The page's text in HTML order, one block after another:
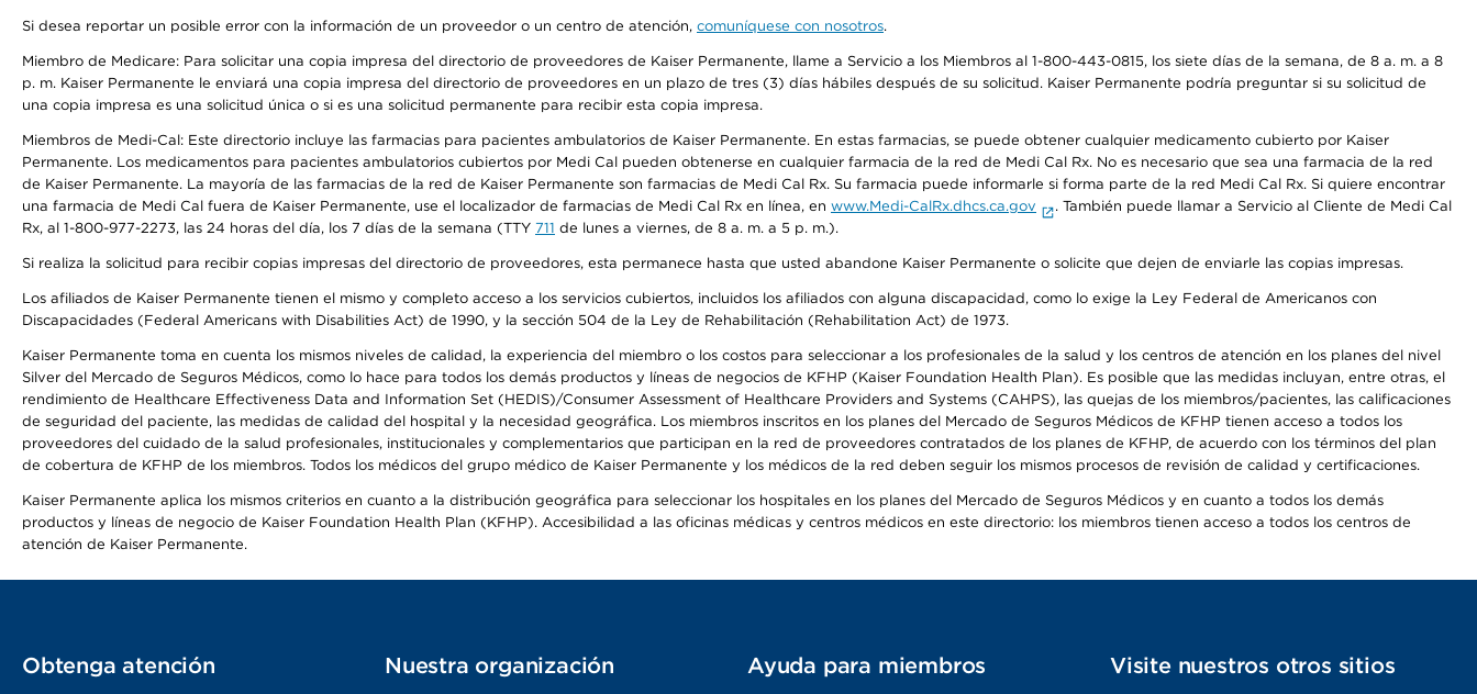
Si desea reportar un posible error con la información de un proveedor o un centro de atención, comuníquese con nosotros.
Miembro de Medicare: Para solicitar una copia impresa del directorio de proveedores de Kaiser Permanente, llame a Servicio a los Miembros al 1-800-443-0815, los siete días de la semana, de 8 a. m. a 8
p. m. Kaiser Permanente le enviará una copia impresa del directorio de proveedores en un plazo de tres (3) días hábiles después de su solicitud. Kaiser Permanente podría preguntar si su solicitud de
una copia impresa es una solicitud única o si es una solicitud permanente para recibir esta copia impresa.
Miembros de Medi-Cal: Este directorio incluye las farmacias para pacientes ambulatorios de Kaiser Permanente. En estas farmacias, se puede obtener cualquier medicamento cubierto por Kaiser
Permanente. Los medicamentos para pacientes ambulatorios cubiertos por Medi Cal pueden obtenerse en cualquier farmacia de la red de Medi Cal Rx. No es necesario que sea una farmacia de la red
de Kaiser Permanente. La mayoría de las farmacias de la red de Kaiser Permanente son farmacias de Medi Cal Rx. Su farmacia puede informarle si forma parte de la red Medi Cal Rx. Si quiere encontrar
una farmacia de Medi Cal fuera de Kaiser Permanente, use el localizador de farmacias de Medi Cal Rx en línea, en www.Medi-CalRx.dhcs.ca.gov
. También puede llamar a Servicio al Cliente de Medi Cal
Rx, al 1-800-977-2273, las 24 horas del día, los 7 días de la semana (TTY 711 de lunes a viernes, de 8 a. m. a 5 p. m.).
Si realiza la solicitud para recibir copias impresas del directorio de proveedores, esta permanece hasta que usted abandone Kaiser Permanente o solicite que dejen de enviarle las copias impresas.
Los afiliados de Kaiser Permanente tienen el mismo y completo acceso a los servicios cubiertos, incluidos los afiliados con alguna discapacidad, como lo exige la Ley Federal de Americanos con
Discapacidades (Federal Americans with Disabilities Act) de 1990, y la sección 504 de la Ley de Rehabilitación (Rehabilitation Act) de 1973.
Kaiser Permanente toma en cuenta los mismos niveles de calidad, la experiencia del miembro o los costos para seleccionar a los profesionales de la salud y los centros de atención en los planes del nivel
Silver del Mercado de Seguros Médicos, como lo hace para todos los demás productos y líneas de negocios de KFHP (Kaiser Foundation Health Plan). Es posible que las medidas incluyan, entre otras, el
rendimiento de Healthcare Effectiveness Data and Information Set (HEDIS)/Consumer Assessment of Healthcare Providers and Systems (CAHPS), las quejas de los miembros/pacientes, las calificaciones
de seguridad del paciente, las medidas de calidad del hospital y la necesidad geográfica. Los miembros inscritos en los planes del Mercado de Seguros Médicos de KFHP tienen acceso a todos los
proveedores del cuidado de la salud profesionales, institucionales y complementarios que participan en la red de proveedores contratados de los planes de KFHP, de acuerdo con los términos del plan
de cobertura de KFHP de los miembros. Todos los médicos del grupo médico de Kaiser Permanente y los médicos de la red deben seguir los mismos procesos de revisión de calidad y certificaciones.
Kaiser Permanente aplica los mismos criterios en cuanto a la distribución geográfica para seleccionar los hospitales en los planes del Mercado de Seguros Médicos y en cuanto a todos los demás
productos y líneas de negocio de Kaiser Foundation Health Plan (KFHP). Accesibilidad a las oficinas médicas y centros médicos en este directorio: los miembros tienen acceso a todos los centros de
atención de Kaiser Permanente.
Obtenga atención Nuestra organización Ayuda para miembros Visite nuestros otros sitios